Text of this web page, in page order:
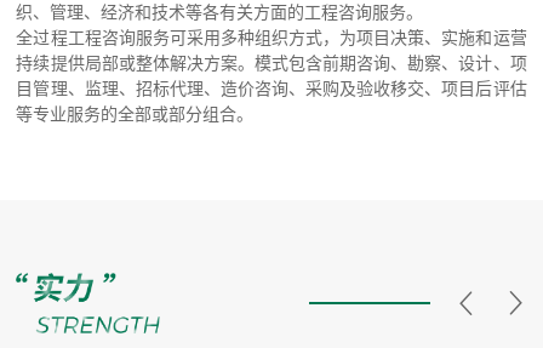
织、管理、经济和技术等各有关方面的工程咨询服务。
全过程工程咨询服务可采用多种组织方式，为项目决策、实施和运营
持续提供局部或整体解决方案。模式包含前期咨询、勘察、设计、项
目管理、监理、招标代理、造价咨询、采购及验收移交、项目后评估
等专业服务的全部或部分组合。